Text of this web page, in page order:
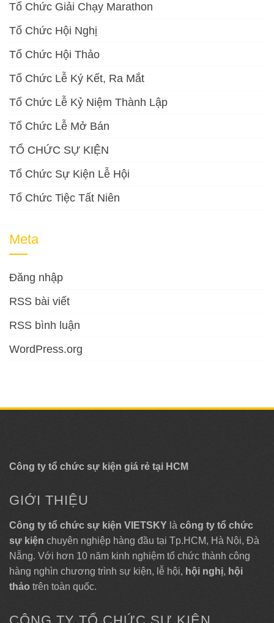
Tổ Chức Giải Chạy Marathon
Tổ Chức Hội Nghị
Tổ Chức Hội Thảo
Tổ Chức Lễ Ký Kết, Ra Mắt
Tổ Chức Lễ Kỷ Niệm Thành Lập
Tổ Chức Lễ Mở Bán
TỔ CHỨC SỰ KIỆN
Tổ Chức Sự Kiện Lễ Hội
Tổ Chức Tiệc Tất Niên
Meta
Đăng nhập
RSS bài viết
RSS bình luận
WordPress.org
Công ty tổ chức sự kiện giá rẻ tại HCM
GIỚI THIỆU
Công ty tổ chức sự kiện VIETSKY là công ty tổ chức
sự kiện chuyên nghiệp hàng đầu tại Tp.HCM, Hà Nội, Đà
Nẵng. Với hơn 10 năm kinh nghiệm tổ chức thành công
hàng nghìn chương trình sự kiện, lễ hội, hội nghị, hội
thảo trên toàn quốc.